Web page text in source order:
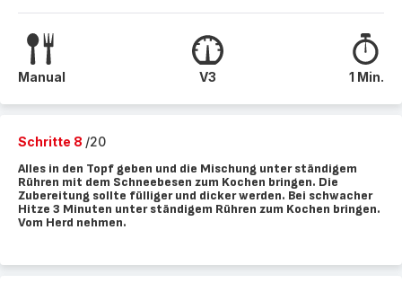
Manual V3 1 Min.
Schritte 8 /20
Alles in den Topf geben und die Mischung unter ständigem
Rühren mit dem Schneebesen zum Kochen bringen. Die
Zubereitung sollte fülliger und dicker werden. Bei schwacher
Hitze 3 Minuten unter ständigem Rühren zum Kochen bringen.
Vom Herd nehmen.